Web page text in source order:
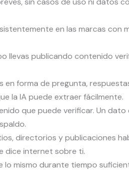
en las marcas con
llevas publicando contenido
en forma de pregunta,
la IA puede extraer fácilmente.
que puede verificar. Un
directorios y publicaciones
dice internet sobre ti.
lo mismo durante tiempo